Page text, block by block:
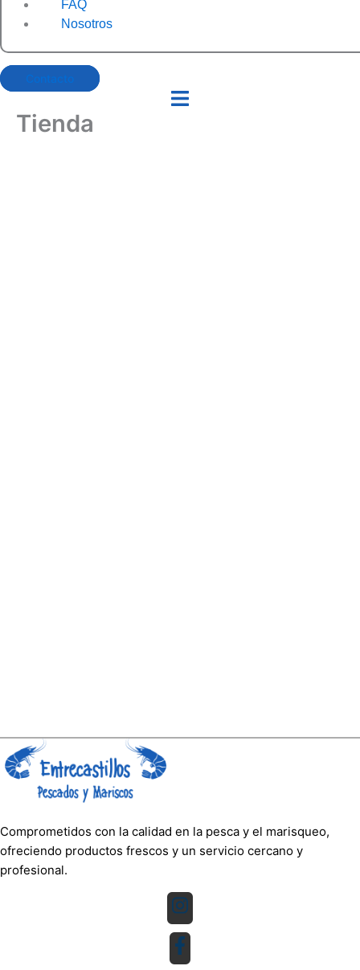
FAQ
Nosotros
Contacto
Tienda
Comprometidos con la calidad en la pesca y el marisqueo,
ofreciendo productos frescos y un servicio cercano y
profesional.